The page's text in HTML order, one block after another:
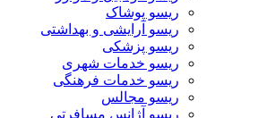
ریسو پوشاک
ریسو آرایشی و بهداشتی
ریسو پزشکی
ریسو خدمات شهری
ریسو خدمات فرهنگی
ریسو مجالس
ریسو آژانس مسافرتی